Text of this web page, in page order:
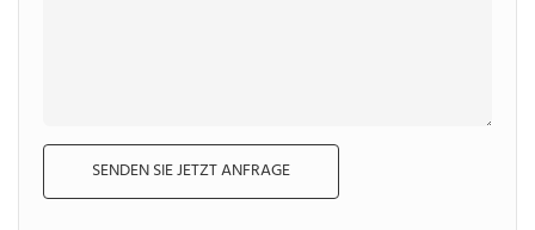
SENDEN SIE JETZT ANFRAGE